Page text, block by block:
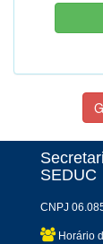
SEDUC
CNPJ
Horário